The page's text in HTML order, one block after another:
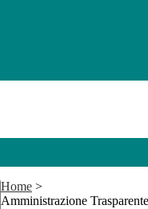
Home >
Amministrazione Trasparente